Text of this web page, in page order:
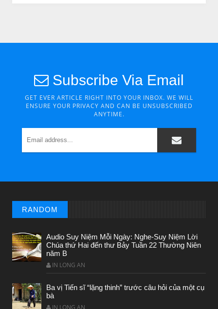
Chuyen Y Nghia: Thien Chua Luon Tha Thu
BÀI NỔI BẬT
HẠT GIỐNG TÂM HỒN
Subscribe Via Email
GET EVER ARTICLE RIGHT INTO YOUR INBOX. WE WILL
ENSURE YOUR PRIVACY AND CAN BE UNSUBSCRIBED
ANYTIME.
RANDOM
Audio Suy Niệm Mỗi Ngày: Nghe-Suy Niệm Lời
Chúa thứ Hai đến thư Bảy Tuần 22 Thường Niên
năm B
IN LONG AN
Ba vị Tiến sĩ “lặng thinh” trước câu hỏi của một cụ
bà
IN LONG AN